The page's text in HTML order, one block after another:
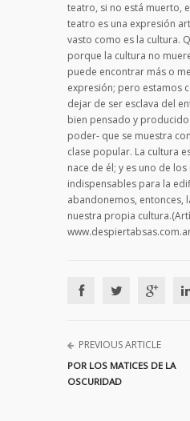
teatro, si no está muerto,
teatro es una expresión
vasto como es la cultura.
porque la cultura no
puede encontrar más o
expresión; pero estamos
dejar de ser esclava del
bien pensado y
poder- que se muestra
clase popular. La cultura
nace de él; y es uno de
indispensables para la
abandonemos, entonces,
nuestra propia
PREVIOUS ARTICLE
POR LOS MATICES DE LA
OSCURIDAD